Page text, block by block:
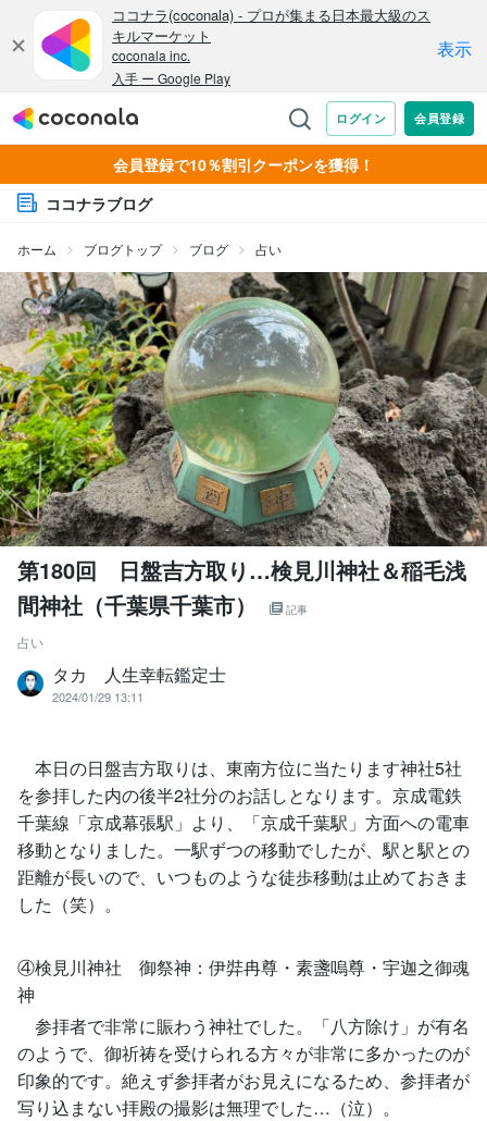
会員登録で10％割引クーポンを獲得！
ココナラブログ
ホーム ブログトップ ブログ 占い
第180回 日盤吉方取り…検見川神社＆稲毛浅
間神社（千葉県千葉市）
記事
占い
タカ 人生幸転鑑定士
2024/01/29 13:11
本日の日盤吉方取りは、東南方位に当たります神社5社
を参拝した内の後半2社分のお話しとなります。京成電鉄
千葉線「京成幕張駅」より、「京成千葉駅」方面への電車
移動となりました。一駅ずつの移動でしたが、駅と駅との
距離が長いので、いつものような徒歩移動は止めておきま
した（笑）。
④検見川神社 御祭神：伊弉冉尊・素盞嗚尊・宇迦之御魂
神
参拝者で非常に賑わう神社でした。「八方除け」が有名
のようで、御祈祷を受けられる方々が非常に多かったのが
印象的です。絶えず参拝者がお見えになるため、参拝者が
写り込まない拝殿の撮影は無理でした…（泣）。